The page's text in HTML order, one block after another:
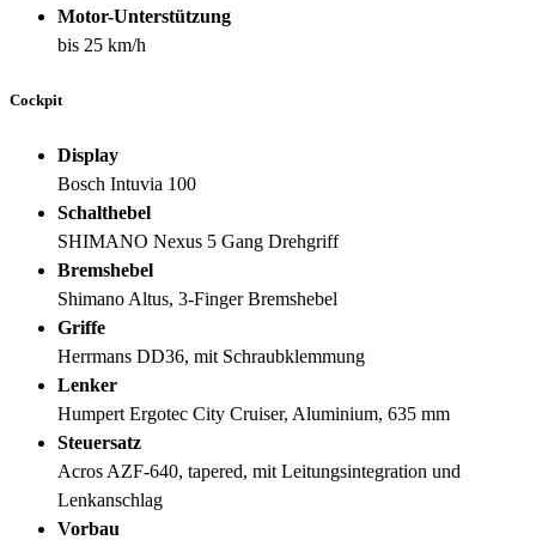
Motor-Unterstützung
bis 25 km/h
Cockpit
Display
Bosch Intuvia 100
Schalthebel
SHIMANO Nexus 5 Gang Drehgriff
Bremshebel
Shimano Altus, 3-Finger Bremshebel
Griffe
Herrmans DD36, mit Schraubklemmung
Lenker
Humpert Ergotec City Cruiser, Aluminium, 635 mm
Steuersatz
Acros AZF-640, tapered, mit Leitungsintegration und
Lenkanschlag
Vorbau